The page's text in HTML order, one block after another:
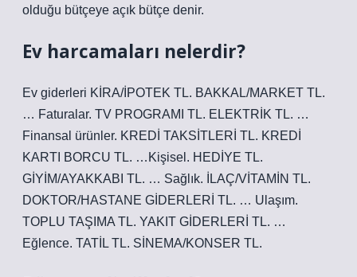
olduğu bütçeye açık bütçe denir.
Ev harcamaları nelerdir?
Ev giderleri KİRA/İPOTEK TL. BAKKAL/MARKET TL.
… Faturalar. TV PROGRAMI TL. ELEKTRİK TL. …
Finansal ürünler. KREDİ TAKSİTLERİ TL. KREDİ
KARTI BORCU TL. …Kişisel. HEDİYE TL.
GİYİM/AYAKKABI TL. … Sağlık. İLAÇ/VİTAMİN TL.
DOKTOR/HASTANE GİDERLERİ TL. … Ulaşım.
TOPLU TAŞIMA TL. YAKIT GİDERLERİ TL. …
Eğlence. TATİL TL. SİNEMA/KONSER TL.